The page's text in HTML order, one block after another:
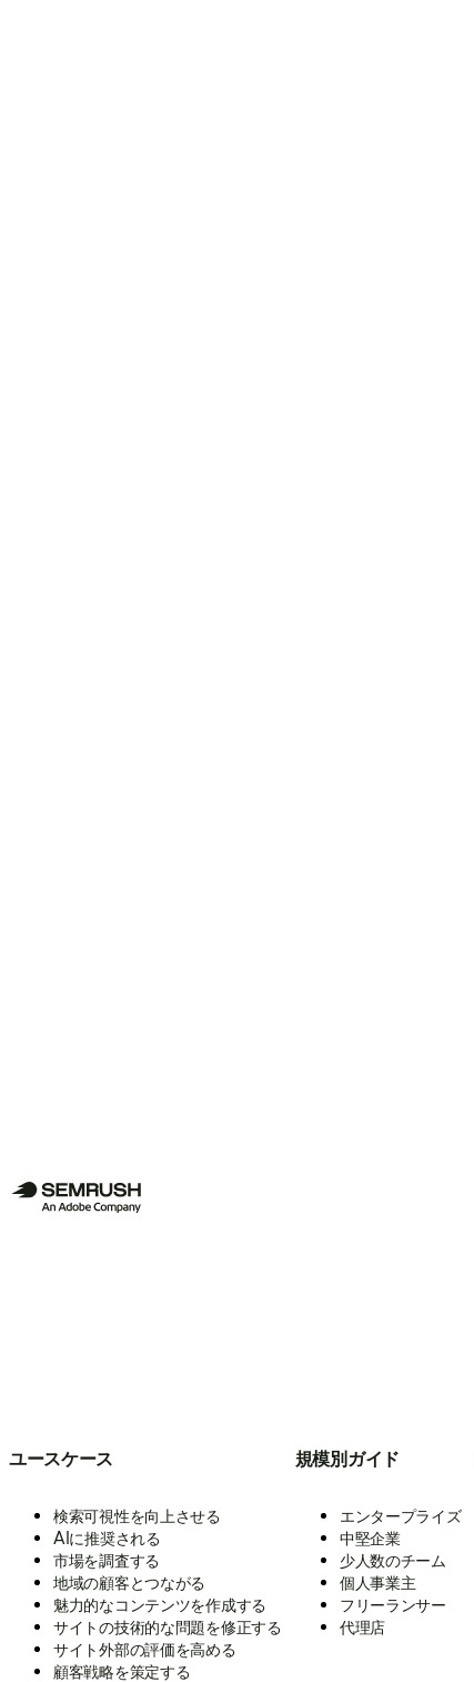
ユースケース
検索可視性を向上させる
AIに推奨される
市場を調査する
地域の顧客とつながる
魅力的なコンテンツを作成する
サイトの技術的な問題を修正する
サイト外部の評価を高める
顧客戦略を策定する
規模別ガイド
エンタープライズ
中堅企業
少人数のチーム
個人事業主
フリーランサー
代理店